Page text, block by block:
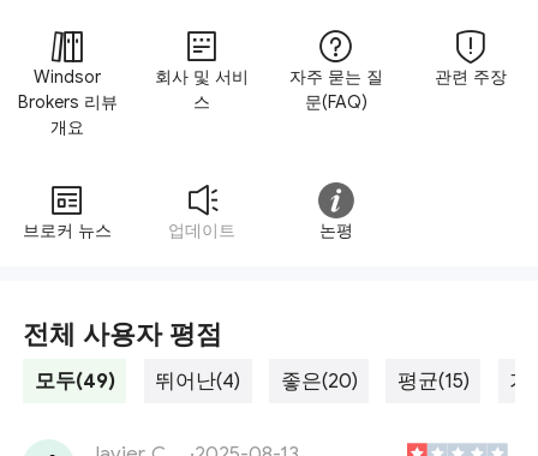
Windsor
Brokers 리뷰
개요
회사 및 서비
스
자주 묻는 질
문(FAQ)
관련 주장
브로커 뉴스 업데이트 논평
전체 사용자 평점
모두(49) 뛰어난(4) 좋은(20) 평균(15) 가